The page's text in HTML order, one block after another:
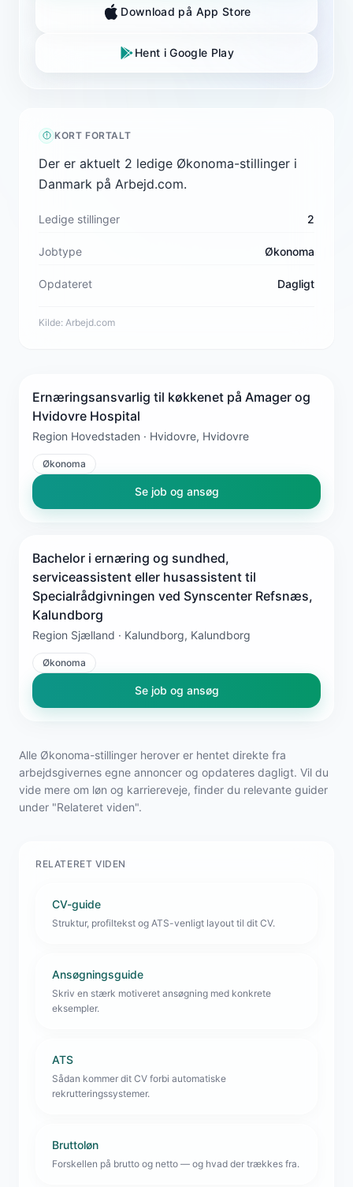
Download på App Store
Hent i Google Play
KORT FORTALT
Der er aktuelt 2 ledige Økonoma-stillinger i
Danmark på Arbejd.com.
Ledige stillinger 2
Jobtype Økonoma
Opdateret Dagligt
Kilde: Arbejd.com
Ernæringsansvarlig til køkkenet på Amager og
Hvidovre Hospital
Region Hovedstaden · Hvidovre, Hvidovre
Økonoma
Se job og ansøg
Bachelor i ernæring og sundhed,
serviceassistent eller husassistent til
Specialrådgivningen ved Synscenter Refsnæs,
Kalundborg
Region Sjælland · Kalundborg, Kalundborg
Økonoma
Se job og ansøg
Alle Økonoma-stillinger herover er hentet direkte fra
arbejdsgivernes egne annoncer og opdateres dagligt. Vil du
vide mere om løn og karriereveje, finder du relevante guider
under "Relateret viden".
RELATERET VIDEN
CV-guide
Struktur, profiltekst og ATS-venligt layout til dit CV.
Ansøgningsguide
Skriv en stærk motiveret ansøgning med konkrete
eksempler.
ATS
Sådan kommer dit CV forbi automatiske
rekrutteringssystemer.
Bruttoløn
Forskellen på brutto og netto — og hvad der trækkes fra.